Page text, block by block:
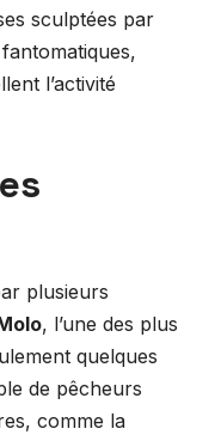
sculptées par
l’activité
plusieurs
, l’une des plus
quelques
de pêcheurs
comme la